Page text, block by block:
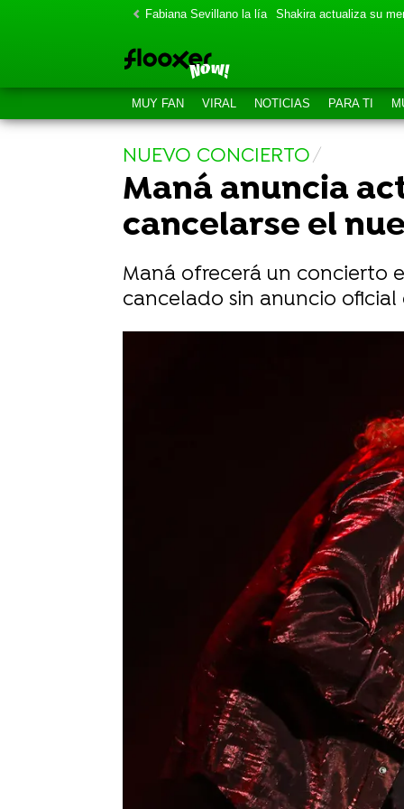
Fabiana Sevillano la lía Shakira actualiza su
MUY FAN VIRAL NOTICIAS PARA TI
NUEVO CONCIERTO
Maná anuncia
cancelarse el
Maná ofrecerá un concierto
cancelado sin anuncio oficial